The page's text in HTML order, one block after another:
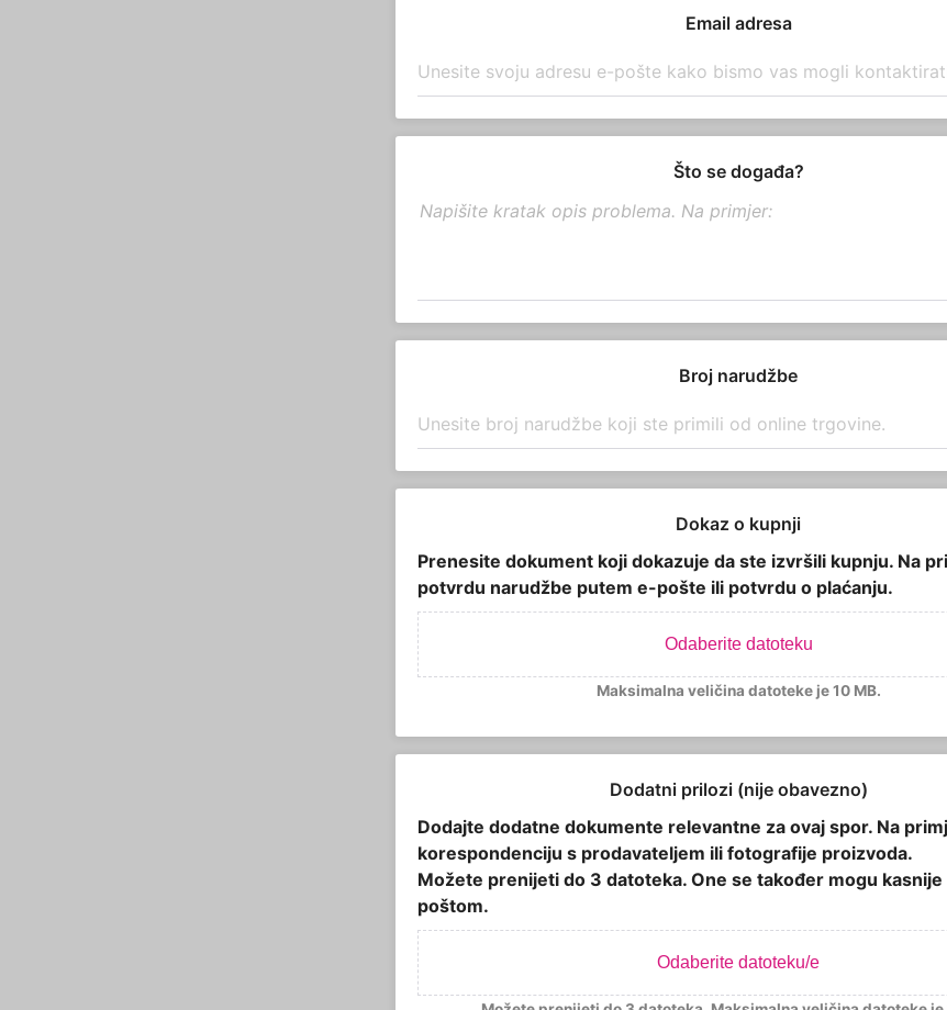
Email adresa
Što se događa?
Broj narudžbe
Dokaz o kupnji
Prenesite dokument koji dokazuje da ste izvršili kupnju. Na
potvrdu narudžbe putem e-pošte ili potvrdu o plaćanju.
Odaberite datoteku
Maksimalna veličina datoteke je 10 MB.
Dodatni prilozi (nije obavezno)
Dodajte dodatne dokumente relevantne za ovaj spor. Na
korespondenciju s prodavateljem ili fotografije proizvoda.
Možete prenijeti do 3 datoteka. One se također mogu
poštom.
Odaberite datoteku/e